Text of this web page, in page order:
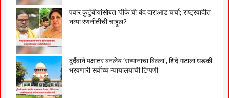
पवार कुटुंबीयांसोबत ‘पीके’ची बंद दाराआड चर्चा; राष्ट्रवादीत
नव्या रणनीतीची चाहूल?
दुर्दैवाने पक्षांतर बनलेय ‘सन्मानाचा बिल्ला’, शिंदे गटाला धडकी
भरवणारी सर्वाेच्च न्यायालयाची टिप्पणी